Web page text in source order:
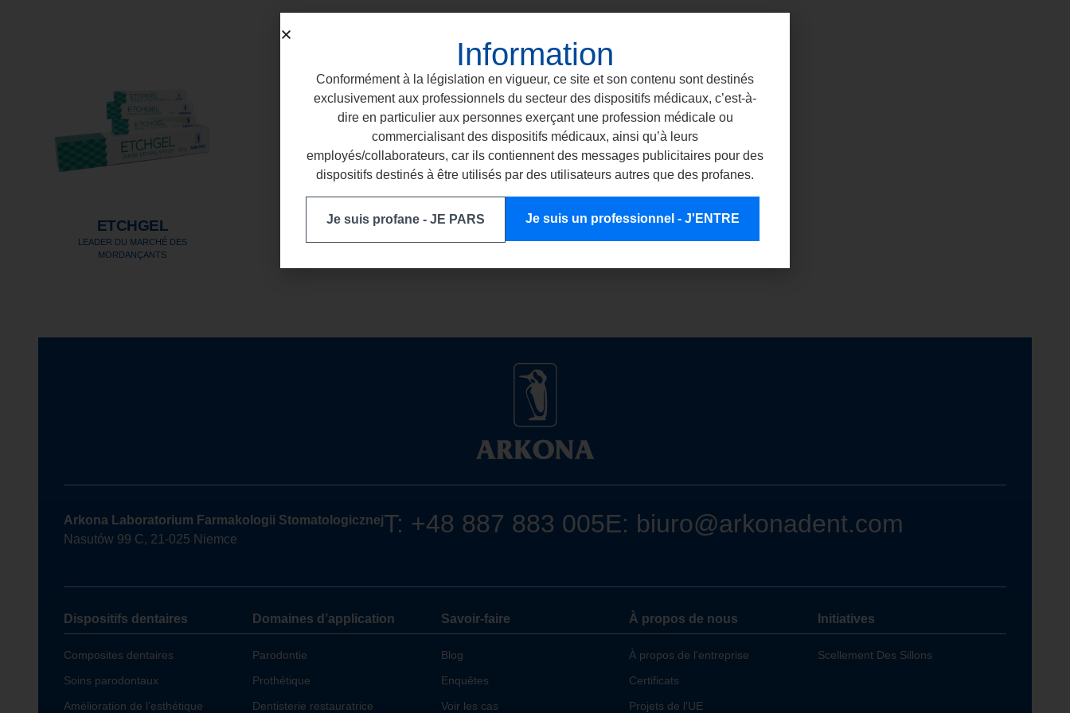
ETCHGEL
LEADER DU MARCHÉ DES
MORDANÇANTS
Arkona Laboratorium Farmakologii Stomatologicznej
Nasutów 99 C, 21-025 Niemce
T: +48 887 883 005E: biuro@arkonadent.com
Dispositifs dentaires
Composites dentaires
Soins parodontaux
Amélioration de l’esthétique
Domaines d’application
Parodontie
Prothétique
Dentisterie restauratrice
Savoir-faire
Blog
Enquêtes
Voir les cas
À propos de nous
À propos de l’entreprise
Certificats
Projets de l’UE
Initiatives
Scellement Des Sillons
Information
Conformément à la législation en vigueur, ce site et son contenu sont destinés
exclusivement aux professionnels du secteur des dispositifs médicaux, c’est-à-
dire en particulier aux personnes exerçant une profession médicale ou
commercialisant des dispositifs médicaux, ainsi qu’à leurs
employés/collaborateurs, car ils contiennent des messages publicitaires pour des
dispositifs destinés à être utilisés par des utilisateurs autres que des profanes.
Je suis profane - JE PARS Je suis un professionnel - J'ENTRE